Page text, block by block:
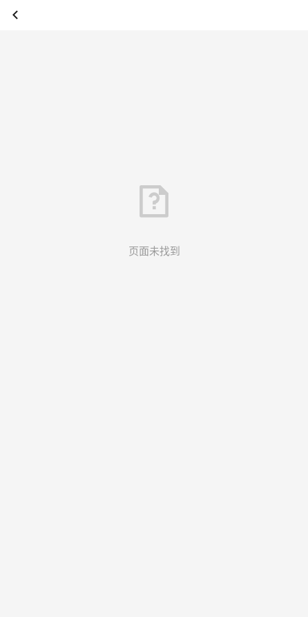
页面未找到